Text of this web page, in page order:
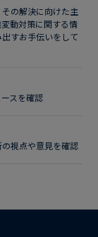
の解決に向けた主
動対策に関する情
すお手伝いをして
スを確認
視点や意見を確認